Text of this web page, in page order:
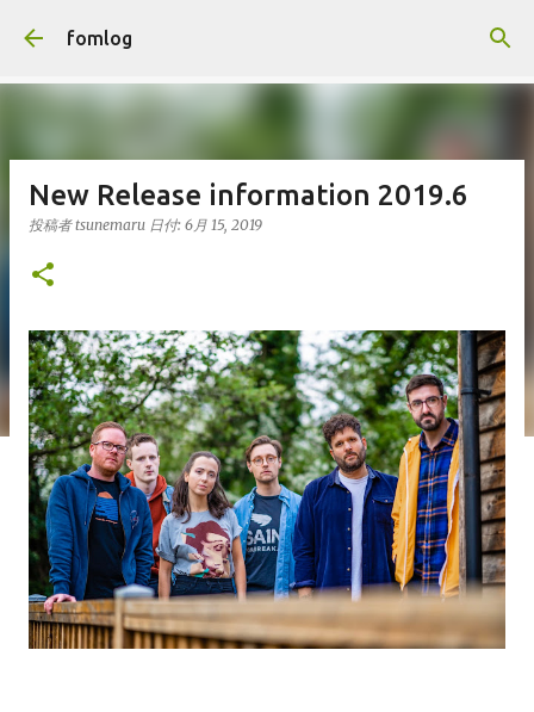
スキップしてメイン コンテンツに移動
fomlog
New Release information 2019.6
投稿者tsunemaru 日付: 6月 15, 2019